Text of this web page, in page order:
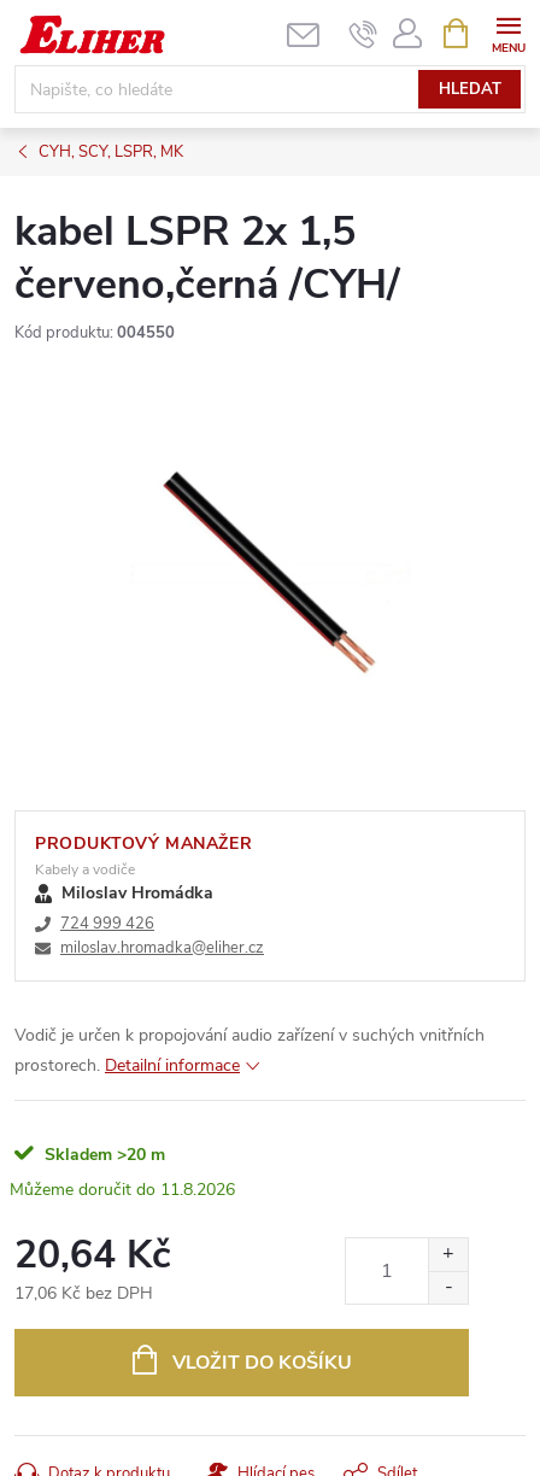
Přejít
obsah
HLEDAT
NÁKUPNÍ
KOŠÍK
CYH, SCY, LSPR, MK
kabel LSPR 2x 1,5
červeno,černá /CYH/
Kód produktu: 004550
PRODUKTOVÝ MANAŽER
Kabely a vodiče
Miloslav Hromádka
724 999 426
miloslav.hromadka@eliher.cz
Vodič je určen k propojování audio zařízení v suchých vnitřních
prostorech. Detailní informace
Skladem >20 m
11.8.2026
20,64 Kč
17,06 Kč bez DPH
VLOŽIT DO KOŠÍKU